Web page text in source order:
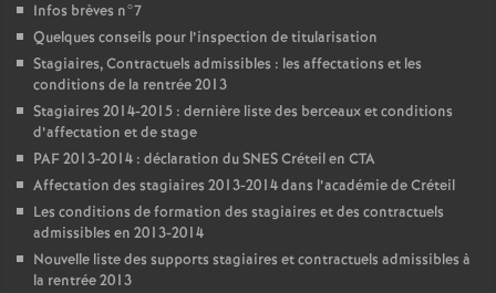
Infos brèves n°7
Quelques conseils pour l’inspection de titularisation
Stagiaires, Contractuels admissibles : les affectations et les
conditions de la rentrée 2013
Stagiaires 2014-2015 : dernière liste des berceaux et conditions
d’affectation et de stage
PAF2013-2014 : déclaration duSNESCréteil en CTA
Affectation des stagiaires 2013-2014 dans l’académie de Créteil
Les conditions de formation des stagiaires et des contractuels
admissibles en 2013-2014
Nouvelle liste des supports stagiaires et contractuels admissibles à
la rentrée 2013